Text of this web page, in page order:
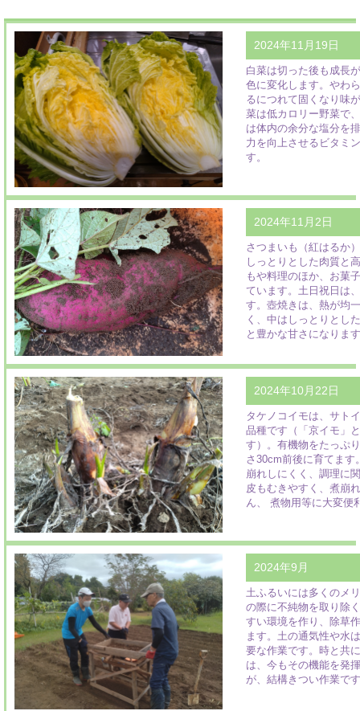
2024年11月19日
白菜は切った後も成長
色に変化します。やわ
るにつれて固くなり味
菜は低カロリー野菜で
は体内の余分な塩分を
力を向上させるビタミ
す。
2024年11月2日
さつまいも（紅はるか
しっとりとした肉質と
もや料理のほか、お菓
ています。土日祝日は
す。壺焼きは、熱が均
く、中はしっとりとし
と豊かな甘さになりま
2024年10月22日
タケノコイモは、サト
品種です（「京イモ」
す）。有機物をたっぷ
さ30cm前後に育てます
崩れしにくく、調理に
皮もむきやすく、煮崩
ん、 煮物用等に大変便
2024年9月
土ふるいには多くのメ
の際に不純物を取り除
すい環境を作り、除草
ます。土の通気性や水
要な作業です。時と共
は、今もその機能を発
が、結構きつい作業で